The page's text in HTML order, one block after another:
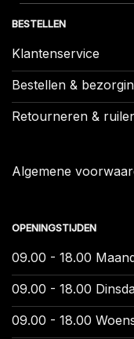
BESTELLEN
Klantenservice
Bestellen &
Retourneren &
Algemene
OPENINGSTIJDEN
09.00 - 18.00
09.00 - 18.00
09.00 - 18.00